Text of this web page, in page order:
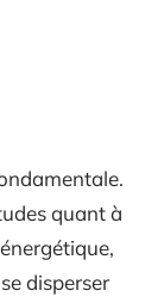
quant à
disperser